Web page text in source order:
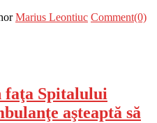
Marius Leontiuc Comment(0)
faţa Spitalului
aşteaptă să